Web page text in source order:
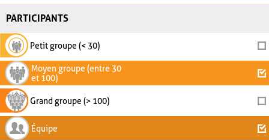
PARTICIPANTS
Petit groupe (< 30)
Moyen groupe (entre 30
et 100)
Grand groupe (> 100)
Équipe